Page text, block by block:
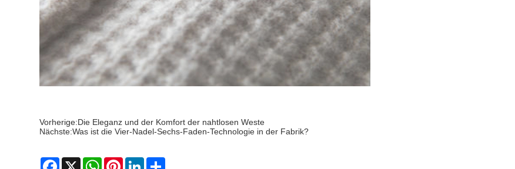
Vorherige:Die Eleganz und der Komfort der nahtlosen Weste
Nächste:Was ist die Vier-Nadel-Sechs-Faden-Technologie in der Fabrik?
Facebook
X WhatsAppPinterestLinkedIn